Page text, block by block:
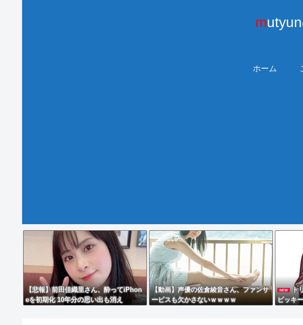
ホーム
【悲報】前田佳織里さん、酔ってiPhon
eを初期化 10年分の思い出も消え
【動画】声優の佐倉綾音さん、ファンサ
ービスも欠かさないｗｗｗｗ
NEW
ト
ピッキ